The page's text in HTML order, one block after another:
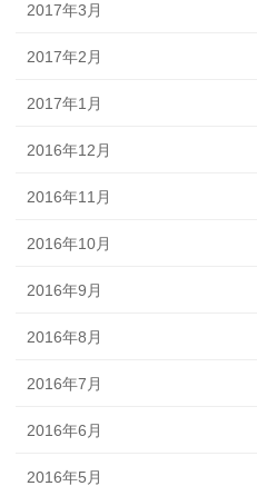
2017年3月
2017年2月
2017年1月
2016年12月
2016年11月
2016年10月
2016年9月
2016年8月
2016年7月
2016年6月
2016年5月